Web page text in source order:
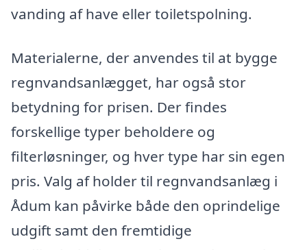
vanding af have eller toiletspolning.
Materialerne, der anvendes til at bygge
regnvandsanlægget, har også stor
betydning for prisen. Der findes
forskellige typer beholdere og
filterløsninger, og hver type har sin egen
pris. Valg af holder til regnvandsanlæg i
Ådum kan påvirke både den oprindelige
udgift samt den fremtidige